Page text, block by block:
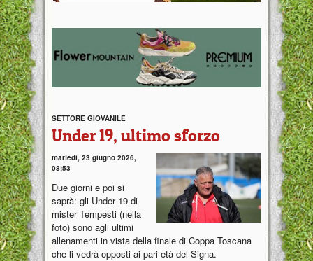
SETTORE GIOVANILE
Under 19, ultimo sforzo
martedì, 23 giugno 2026,
08:53
Due giorni e poi si
saprà: gli Under 19 di
mister Tempesti (nella
foto) sono agli ultimi
allenamenti in vista della finale di Coppa Toscana
che li vedrà opposti ai pari età del Signa.